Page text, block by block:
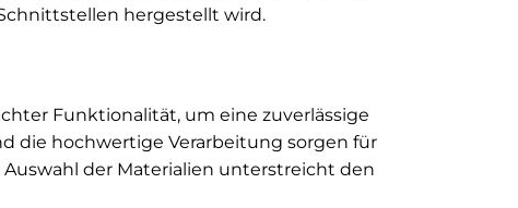
hergestellt wird.
Funktionalität, um eine zuverlässige
die hochwertige Verarbeitung sorgen für
der Materialien unterstreicht den